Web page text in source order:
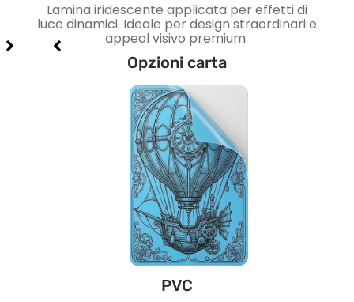
Lamina iridescente applicata per effetti di
luce dinamici. Ideale per design straordinari e
appeal visivo premium.
Opzioni carta
PVC